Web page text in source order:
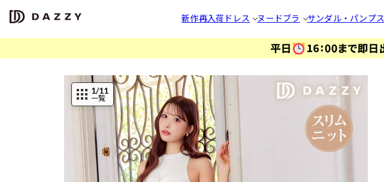
新作再入荷 ドレス ヌードブラ サンダル・パンプス
1/11
一覧